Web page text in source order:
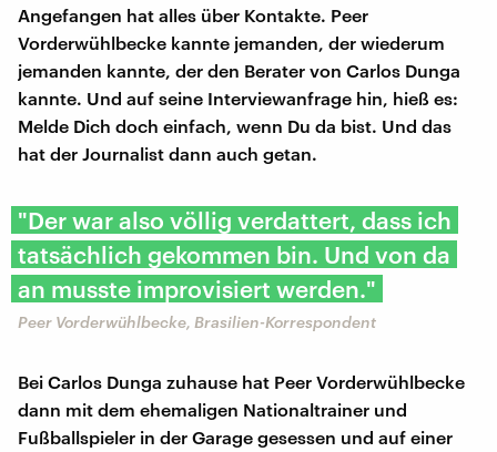
Angefangen hat alles über Kontakte. Peer
Vorderwühlbecke kannte jemanden, der wiederum
jemanden kannte, der den Berater von Carlos Dunga
kannte. Und auf seine Interviewanfrage hin, hieß es:
Melde Dich doch einfach, wenn Du da bist. Und das
hat der Journalist dann auch getan.
"Der war also völlig verdattert, dass ich
tatsächlich gekommen bin. Und von da
an musste improvisiert werden."
Peer Vorderwühlbecke, Brasilien-Korrespondent
Bei Carlos Dunga zuhause hat Peer Vorderwühlbecke
dann mit dem ehemaligen Nationaltrainer und
Fußballspieler in der Garage gesessen und auf einer